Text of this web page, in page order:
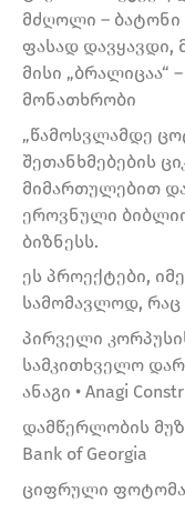
მძღოლი – ბატონი
ფასად დავყავდი,
მისი „ბრალიცაა“
მონათხრობი
„წამოსვლამდე
შეთანხმებების
მიმართულებით
ეროვნული
ბიზნესს.
ეს პროექტები,
სამომავლოდ, რაც
პირველი
სამკითხველო
ანაგი • Anagi
დამწერლობის
Bank of Georgia
ციფრული